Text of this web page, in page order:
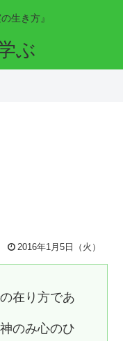
生き方』
ぶ
2016年1月5日（火）
在り方であ
のみ心のひ